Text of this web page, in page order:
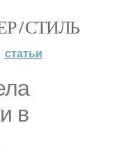
/ СТИЛЬ
статьи
в